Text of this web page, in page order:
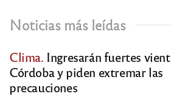
Noticias más leídas
Clima. Ingresarán fuertes
Córdoba y piden extremar las
precauciones